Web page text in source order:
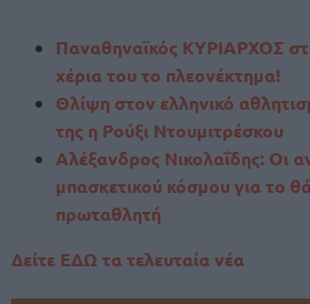
Παναθηναϊκός ΚΥΡΙΑΡΧΟΣ
χέρια του το πλεονέκτημα!
Θλίψη στον ελληνικό
της η Ρούξι Ντουμιτρέσκου
Αλέξανδρος Νικολαΐδης: Οι
μπασκετικού κόσμου για το
πρωταθλητή
Δείτε ΕΔΩ τα τελευταία νέα